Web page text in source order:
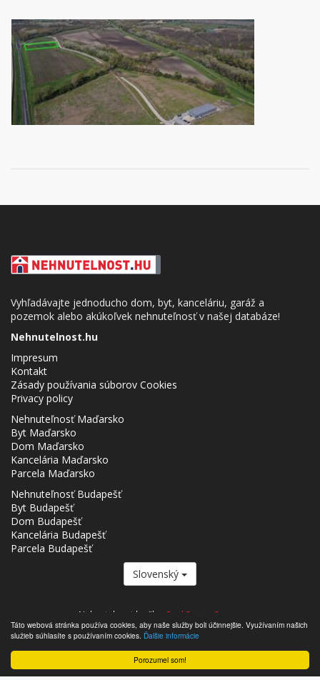
Porozumel som!
Táto webová stránka používa cookies, aby naše služby boli účinnejšie. Využívaním našich
služieb súhlasíte s používaním cookies. Ďalšie informácie
Vyhľadávajte jednoducho dom, byt, kanceláriu, garáž a
pozemok alebo akúkoľvek nehnuteľnosť v našej databáze!
Nehnutelnost.hu
Impresum
Kontakt
Zásady používania súborov Cookies
Privacy policy
Nehnuteľnosť Maďarsko
Byt Maďarsko
Dom Maďarsko
Kancelária Maďarsko
Parcela Maďarsko
Nehnuteľnosť Budapešť
Byt Budapešť
Dom Budapešť
Kancelária Budapešť
Parcela Budapešť
Slovenský
Nehnutelnost.hu člen Real Estate Group.
- Nehnutelnost.hu © 2026 Všetky práva vyhradené